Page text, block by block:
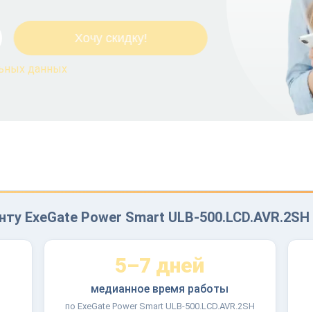
данных
ExeGate Power Smart ULB-
5–7 дней
медианное время работы
по ExeGate Power Smart ULB-500.LCD.AVR.2SH